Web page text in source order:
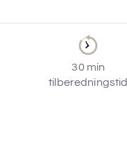
30 min
tilberedningstid